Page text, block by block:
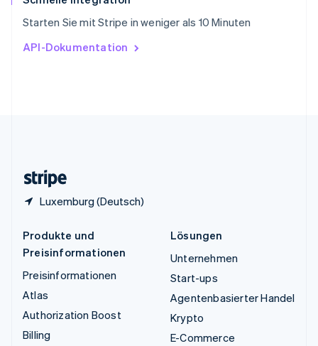
Starten Sie mit Stripe in weniger als 10 Minuten
API-Dokumentation
Luxemburg (Deutsch)
English
English
Produkte und
Preisinformationen
Preisinformationen
Atlas
Authorization Boost
Billing
Lösungen
Unternehmen
Start-ups
Agentenbasierter Handel
Krypto
E-Commerce